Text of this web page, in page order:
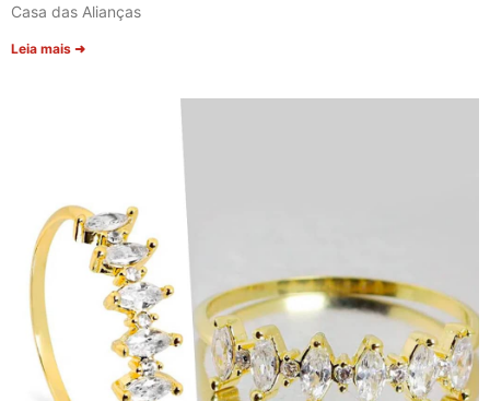
Casa das Alianças
Leia mais ➜